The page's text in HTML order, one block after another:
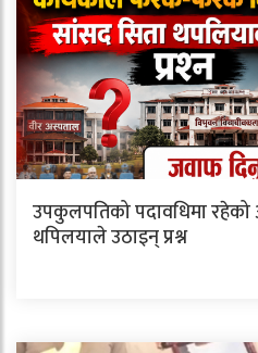
उपकुलपतिको पदावधिमा रहेको
थपिलयाले उठाइन् प्रश्न